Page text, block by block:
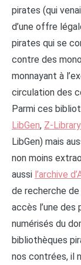
pirates (qui
d’une offre
pirates qui se
contre des
monnayant à
circulation des
Parmi ces
LibGen, Z-Library
LibGen) mais
non moins
aussi l’archive
de recherche
accès l’une des
numérisés du
bibliothèques
nos contrées, il